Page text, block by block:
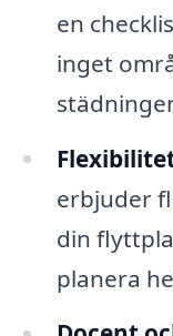
en
inget
erbjuder
din
planera